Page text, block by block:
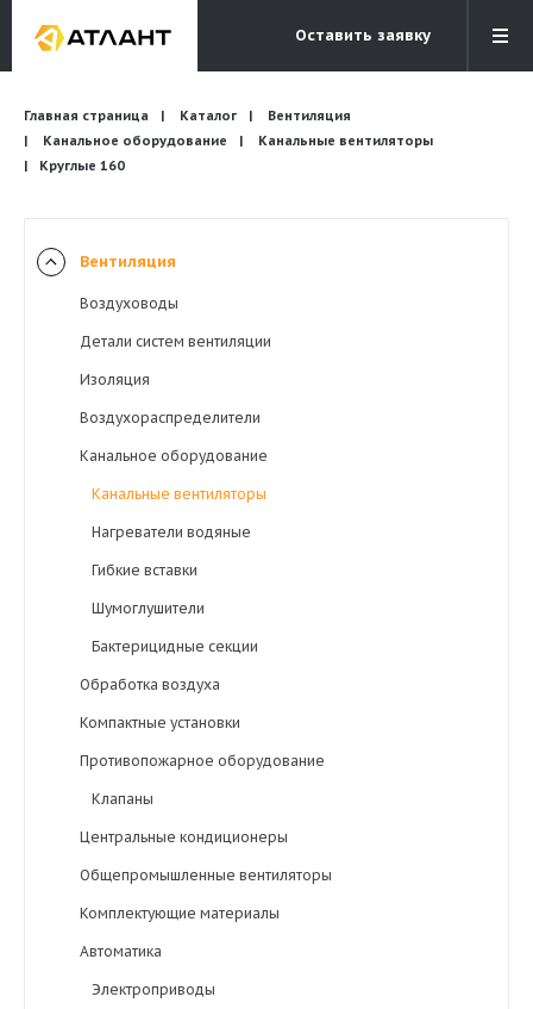
Оставить заявку
Электронная почта
info@atlantcompany.ru
Бесплатный звонок
8 (495) 532-45-07
Главная страница Каталог
Вентиляция
Канальное оборудование
Канальные вентиляторы
Круглые 160
Вентиляция
Воздуховоды
Детали систем вентиляции
Изоляция
Воздухораспределители
Канальное оборудование
Канальные вентиляторы
Нагреватели водяные
Гибкие вставки
Шумоглушители
Бактерицидные секции
Обработка воздуха
Компактные установки
Противопожарное оборудование
Клапаны
Центральные кондиционеры
Общепромышленные вентиляторы
Комплектующие материалы
Автоматика
Электроприводы